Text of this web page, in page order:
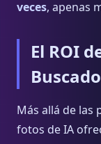
veces, apenas
El ROI
Más allá de las
fotos de IA